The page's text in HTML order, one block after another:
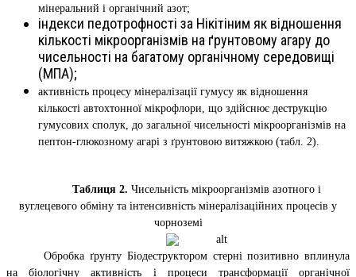
мінеральний і органічний азот;
індекси педотрофності за Нікітіним як відношення
кількості мікроорганізмів на ґрунтовому агару до
чисельності на багатому органічному середовищі
(МПА);
активність процесу мінералізації гумусу як відношення
кількості автохтонної мікрофлори, що здійснює деструкцію
гумусових сполук, до загальної чисельності мікроорганізмів на
пептон-глюкозному агарі з ґрунтовою витяжкою (табл. 2).
Таблиця 2. Чисельність мікроорганізмів азотного і
вуглецевого обміну та інтенсивність мінералізаційних процесів у
чорноземі
Обробка ґрунту Біодеструктором стерні позитивно вплинула
на біологічну активність і процеси трансформації органічної